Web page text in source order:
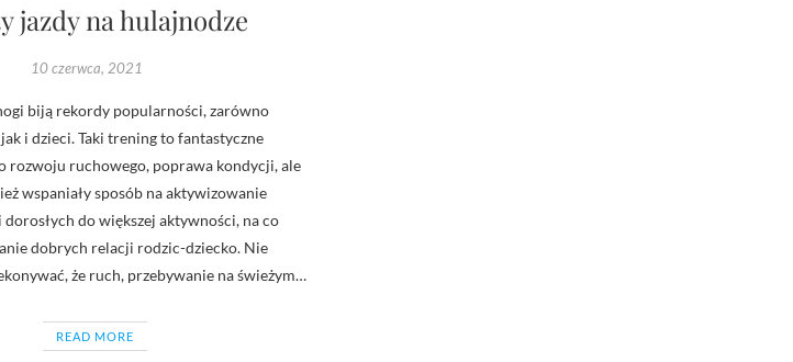
jazdy na hulajnodze
10 czerwca, 2021
biją rekordy popularności, zarówno
i dzieci. Taki trening to fantastyczne
rozwoju ruchowego, poprawa kondycji, ale
wspaniały sposób na aktywizowanie
dorosłych do większej aktywności, na co
dobrych relacji rodzic-dziecko. Nie
że ruch, przebywanie na świeżym…
READ MORE